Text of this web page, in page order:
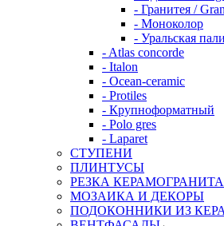
- Гранитея /
- Моноколор
- Уральская
- Atlas concorde
- Italon
- Ocean-ceramic
- Protiles
- Крупноформатный
- Polo gres
- Laparet
СТУПЕНИ
ПЛИНТУСЫ
РЕЗКА КЕРАМОГРАНИТА
МОЗАИКА И ДЕКОРЫ
ПОДОКОННИКИ ИЗ